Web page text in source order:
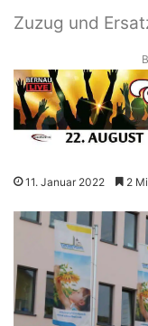
Zuzug und
11. Januar 2022 2